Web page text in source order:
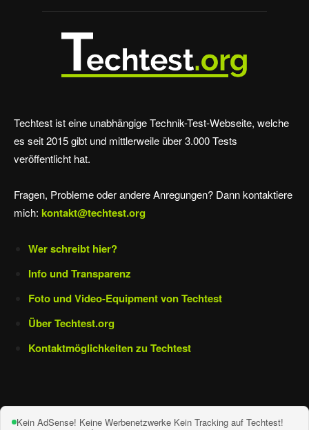
Techtest ist eine unabhängige Technik-Test-Webseite, welche
es seit 2015 gibt und mittlerweile über 3.000 Tests
veröffentlicht hat.
Fragen, Probleme oder andere Anregungen? Dann kontaktiere
mich: kontakt@techtest.org
Wer schreibt hier?
Info und Transparenz
Foto und Video-Equipment von Techtest
Über Techtest.org
Kontaktmöglichkeiten zu Techtest
Kein AdSense! Keine Werbenetzwerke Kein Tracking auf Techtest!